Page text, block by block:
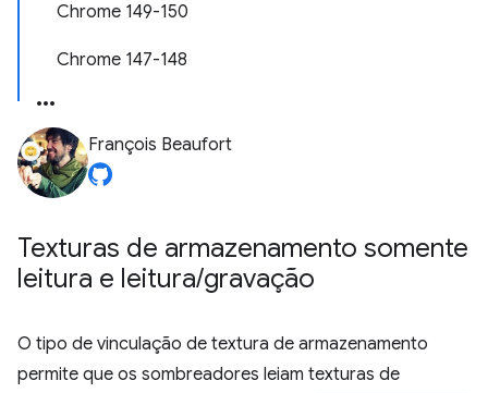
Chrome 149-150
Chrome 147-148
François Beaufort
Texturas de armazenamento somente
leitura e leitura/gravação
O tipo de vinculação de textura de armazenamento
permite que os sombreadores leiam texturas de